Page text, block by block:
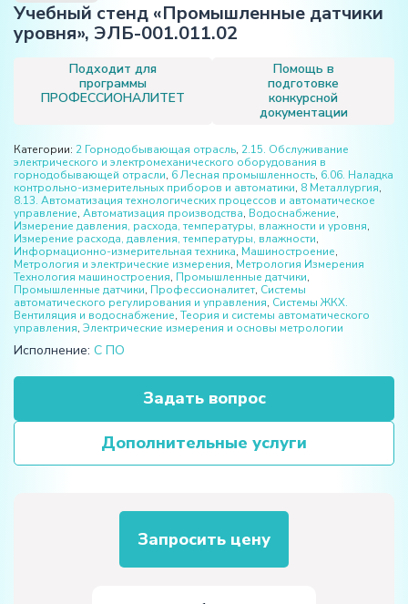
Учебный стенд «Промышленные датчики
уровня», ЭЛБ-001.011.02
Подходит для
программы
ПРОФЕССИОНАЛИТЕТ
Помощь в
подготовке
конкурсной
документации
Категории: 2 Горнодобывающая отрасль, 2.15. Обслуживание
электрического и электромеханического оборудования в
горнодобывающей отрасли, 6 Лесная промышленность, 6.06. Наладка
контрольно-измерительных приборов и автоматики, 8 Металлургия,
8.13. Автоматизация технологических процессов и автоматическое
управление, Автоматизация производства, Водоснабжение,
Измерение давления, расхода, температуры, влажности и уровня,
Измерение расхода, давления, температуры, влажности,
Информационно-измерительная техника, Машиностроение,
Метрология и электрические измерения, Метрология Измерения
Технология машиностроения, Промышленные датчики,
Промышленные датчики, Профессионалитет, Системы
автоматического регулирования и управления, Системы ЖКХ.
Вентиляция и водоснабжение, Теория и системы автоматического
управления, Электрические измерения и основы метрологии
Исполнение: С ПО
Задать вопрос
Дополнительные услуги
Запросить цену